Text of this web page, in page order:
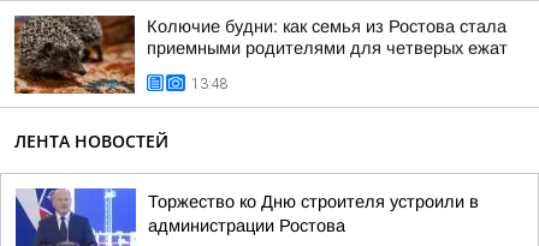
Колючие будни: как семья из Ростова стала
приемными родителями для четверых ежат
13:48
ЛЕНТА НОВОСТЕЙ
Торжество ко Дню строителя устроили в
администрации Ростова